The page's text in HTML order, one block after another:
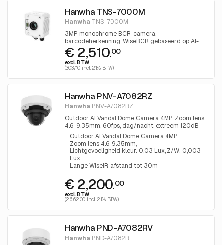
Hanwha TNS-7000M
Hanwha TNS-7000M
3MP monochrome BCR-camera,
barcodeherkenning, WiseBCR gebaseerd op AI-
engine, 50 fps, IP66/IP67, IK10
€ 2,510.00
excl. BTW
(3,037.10 incl. 21% BTW)
Hanwha PNV-A7082RZ
Hanwha PNV-A7082RZ
Outdoor AI Vandal Dome Camera 4MP, Zoom lens
4.6-9.35mm, 60fps, dag/nacht, extreem 120dB
WDR, IP66/IP67/IP6K9K, IK11, WiseIR distance
30m, 2 keer per dag PTRZ-voorinstelling
ondersteuning
Outdoor AI Vandal Dome Camera 4MP
Zoom lens 4.6-9.35mm
Lichtgevoeligheid kleur: 0,03 Lux, Z/W: 0,003
Lux
Lange WiseIR-afstand tot 30m
€ 2,200.00
excl. BTW
(2,662.00 incl. 21% BTW)
Hanwha PND-A7082RV
Hanwha PND-A7082R